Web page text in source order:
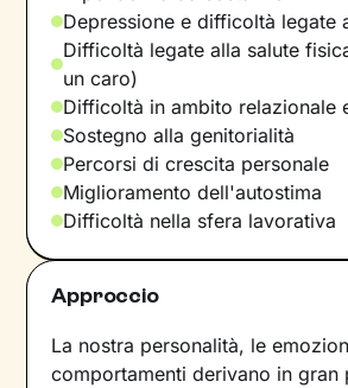
Depressione e difficoltà legate
Difficoltà legate alla salute
un caro)
Difficoltà in ambito relazionale
Sostegno alla genitorialità
Percorsi di crescita personale
Miglioramento dell'autostima
Difficoltà nella sfera lavorativa
Approccio
La nostra personalità, le
comportamenti derivano in gran